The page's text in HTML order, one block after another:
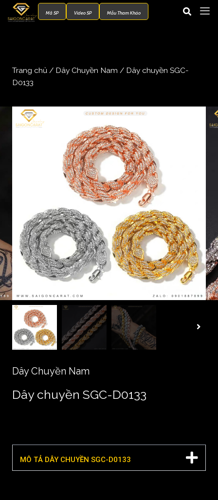
Mã SP Video SP Mẫu Tham Khảo
Trang chủ / Dây Chuyền Nam / Dây chuyền SGC-
D0133
Dây Chuyền Nam
Dây chuyền SGC-D0133
MÔ TẢ DÂY CHUYỀN SGC-D0133